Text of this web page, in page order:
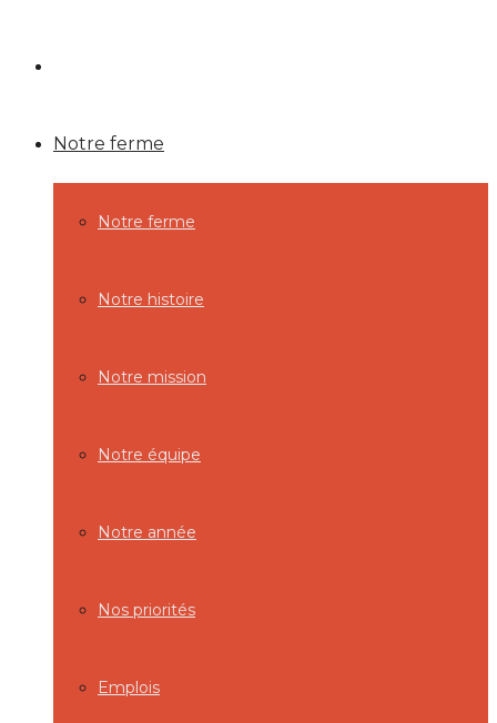
Notre ferme
Notre ferme
Notre histoire
Notre mission
Notre équipe
Notre année
Nos priorités
Emplois